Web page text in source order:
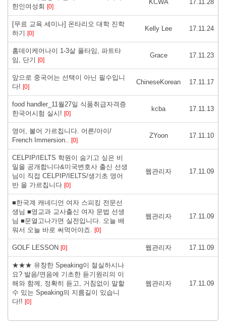
한인여성회 [0]
KCWA 17.11.28
[무료 교육 세미나] 온타리오 대학 진학
하기 [0]
Kelly Lee 17.11.24
홈데이케어나이 1-3살 풀타임, 파트타
임, 단기 [0]
Grace 17.11.23
앞으로 중국어는 선택이 아닌 필수입니
다! [0]
ChineseKorean 17.11.17
food handler_11월27일 식품취급자격증
한국어시험 실시! [0]
kcba 17.11.13
영어, 불어 가르칩니다. 어른/아이/
French Immersion.. [0]
ZYoon 17.11.10
CELPIP/IELTS 학원이 숨기고 싶은 비
밀을 공개합니다&미국변호사 출신 선생
님이 직접 CELPIP/IELTS/생기초 영어
반 을 가르칩니다 [0]
웹관리자 17.11.09
■한국계 캐네디언 여자 스피킹 전문선
생님 ■영교과 교사출신 여자 문법 선생
님 ■문열고나가면 실전입니다. 오늘 배
워서 오늘 바로 써먹어야죠. [0]
웹관리자 17.11.09
GOLF LESSON [0] 웹관리자 17.11.09
★★★ 유창한 Speaking이 절실하시나
요? 발음/연음에 기초한 듣기원리의 이
해와 함께, 정확히 듣고, 거침없이 말할
수 있는 Speaking의 지름길이 있습니
다!! [0]
웹관리자 17.11.09